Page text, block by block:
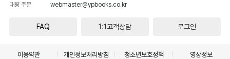
대량 주문
webmaster@ypbooks.co.kr
FAQ 1:1고객상담 로그인
이용약관 개인정보처리방침 청소년보호정책 영상정보